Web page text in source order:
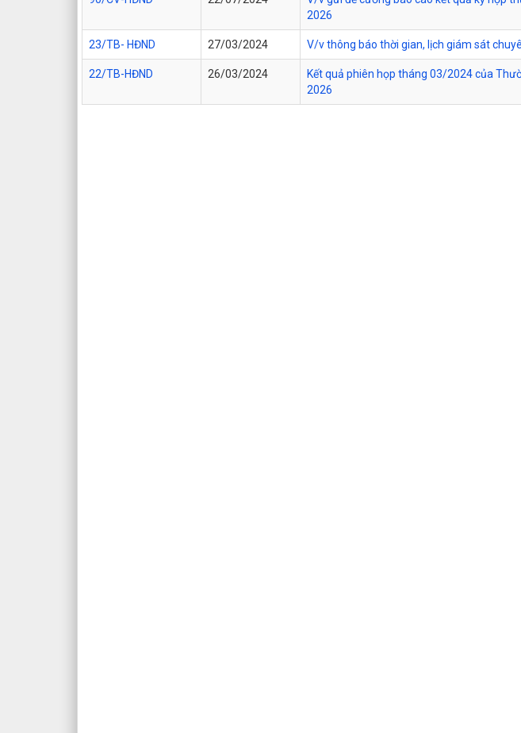
2026
23/TB- HĐND 27/03/2024 V/v thông báo thời gian, lịch giám sát
22/TB-HĐND 26/03/2024
Kết quả phiên họp tháng 03/2024 của
2026